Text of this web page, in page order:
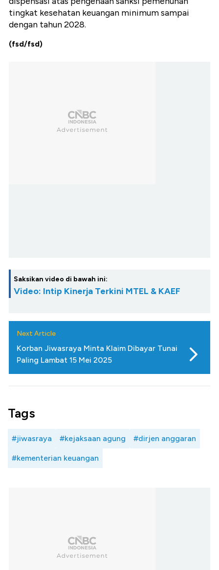
tingkat kesehatan keuangan minimum sampai
dengan tahun 2028.
(fsd/fsd)
Saksikan video di bawah ini:
Video: Intip Kinerja Terkini MTEL & KAEF
Next Article
Korban Jiwasraya Minta Klaim Dibayar Tunai
Paling Lambat 15 Mei 2025
Tags
#jiwasraya #kejaksaan agung #dirjen anggaran
#kementerian keuangan